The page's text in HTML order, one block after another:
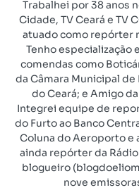
Trabalhei por 38 anos
Cidade, TV Ceará e TV
atuado como repórter
Tenho especialização
comendas como
da Câmara Municipal
do Ceará; e Amigo
Integrei equipe de
do Furto ao Banco
Coluna do Aeroporto e
ainda repórter da
blogueiro
nove